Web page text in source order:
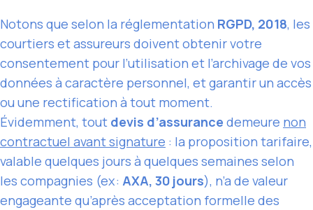
Notons que selon la réglementation RGPD, 2018, les
courtiers et assureurs doivent obtenir votre
consentement pour l’utilisation et l’archivage de vos
données à caractère personnel, et garantir un accès
ou une rectification à tout moment.
Évidemment, tout devis d’assurance demeure non
contractuel avant signature : la proposition tarifaire,
valable quelques jours à quelques semaines selon
les compagnies (ex : AXA, 30 jours), n’a de valeur
engageante qu’après acceptation formelle des